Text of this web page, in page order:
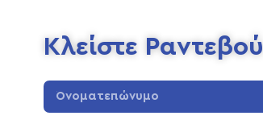
Κλείστε Ραντεβού